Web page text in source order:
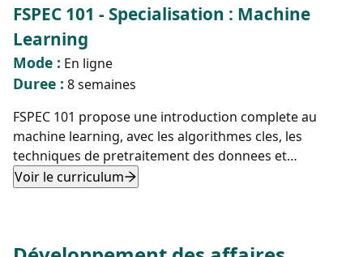
FSPEC 101 - Specialisation : Machine
Learning
Mode : En ligne
Duree : 8 semaines
FSPEC 101 propose une introduction complete au
machine learning, avec les algorithmes cles, les
techniques de pretraitement des donnees et
l'optimisation des modeles. Les participants
reconnaissance d'images et l'analyse de donnees.
Voir le curriculum